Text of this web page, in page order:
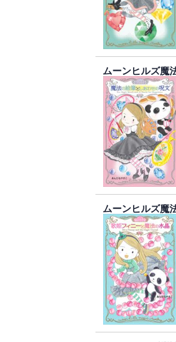
ムーンヒルズ魔
ムーンヒルズ魔